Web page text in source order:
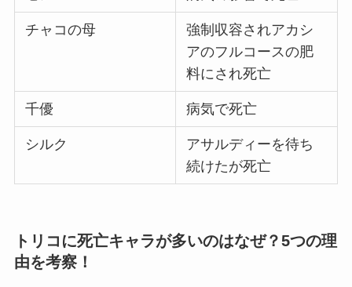
チャコの母
強制収容されアカシ
アのフルコースの肥
料にされ死亡
千優 病気で死亡
シルク
アサルディーを待ち
続けたが死亡
トリコに死亡キャラが多いのはなぜ？5つの理
由を考察！